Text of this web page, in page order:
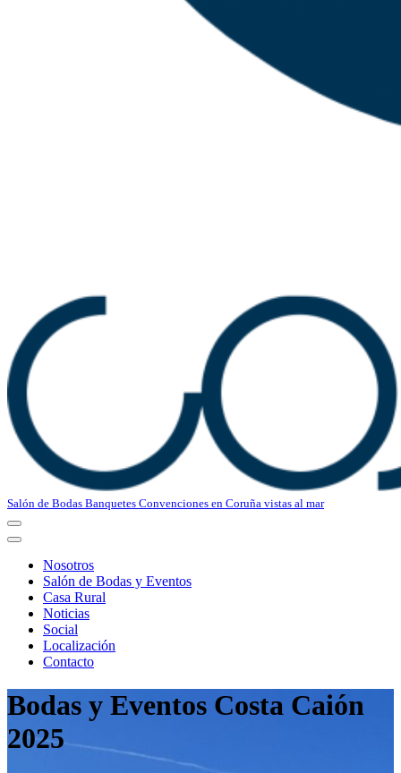
Salón de Bodas Banquetes Convenciones en Coruña vistas al mar
Menú
de
Menú
navegación
Nosotros
Salón de Bodas y Eventos
Casa Rural
Noticias
Social
Localización
Contacto
Bodas y Eventos Costa Caión
2025